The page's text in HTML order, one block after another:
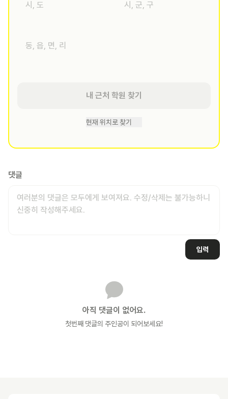
내 근처 학원 찾기
현재 위치로 찾기
댓글
입력
아직 댓글이 없어요.
첫번째 댓글의 주인공이 되어보세요!